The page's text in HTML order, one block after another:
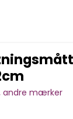
andre mærker